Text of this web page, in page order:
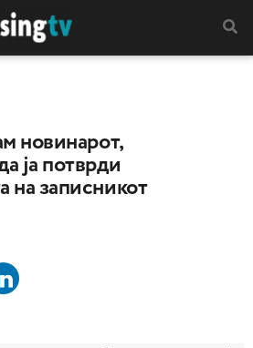
новинарот,
ја потврди
на записникот